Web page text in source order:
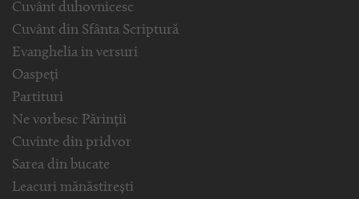
Cuvânt duhovnicesc
Cuvânt din Sfânta Scriptură
Evanghelia in versuri
Oaspeți
Partituri
Ne vorbesc Părinții
Cuvinte din pridvor
Sarea din bucate
Leacuri mănăstirești